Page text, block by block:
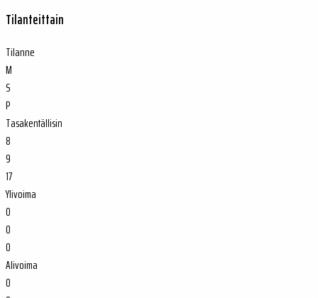
Tilanteittain
Tilanne
M
S
P
Tasakentällisin
8
9
17
Ylivoima
0
0
0
Alivoima
0